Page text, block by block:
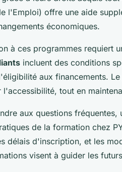
l'Emploi) offre une aide
économiques.
à ces programmes requiert
incluent des conditions
aux financements.
l'accessibilité, tout en
aux questions
de la formation chez
délais d'inscription, et les
visent à guider les